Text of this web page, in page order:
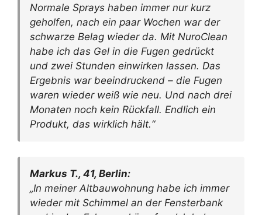
Normale Sprays haben immer nur kurz
geholfen, nach ein paar Wochen war der
schwarze Belag wieder da. Mit NuroClean
habe ich das Gel in die Fugen gedrückt
und zwei Stunden einwirken lassen. Das
Ergebnis war beeindruckend – die Fugen
waren wieder weiß wie neu. Und nach drei
Monaten noch kein Rückfall. Endlich ein
Produkt, das wirklich hält.“
Markus T., 41, Berlin:
„In meiner Altbauwohnung habe ich immer
wieder mit Schimmel an der Fensterbank